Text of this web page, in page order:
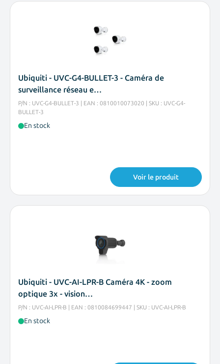
Ubiquiti - UVC-G4-BULLET-3 - Caméra de
surveillance réseau e…
P/N : UVC-G4-BULLET-3 | EAN : 0810010073020 | SKU : UVC-G4-
BULLET-3
En stock
Voir le produit
Ubiquiti - UVC-AI-LPR-B Caméra 4K - zoom
optique 3x - vision…
P/N : UVC-AI-LPR-B | EAN : 0810084699447 | SKU : UVC-AI-LPR-B
En stock